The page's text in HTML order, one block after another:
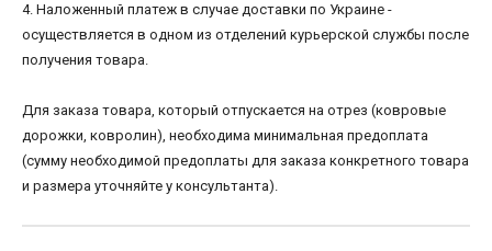
4. Наложенный платеж в случае доставки по Украине -
осуществляется в одном из отделений курьерской службы после
получения товара.
Для заказа товара, который отпускается на отрез (ковровые
дорожки, ковролин), необходима минимальная предоплата
(сумму необходимой предоплаты для заказа конкретного товара
и размера уточняйте у консультанта).